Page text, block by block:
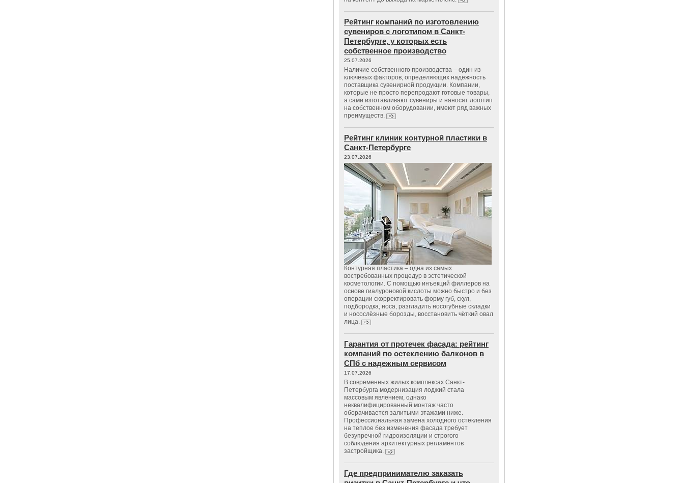
Рейтинг компаний по изготовлению
сувениров с логотипом в Санкт-
Петербурге, у которых есть
собственное производство
25.07.2026
Наличие собственного производства – один из
ключевых факторов, определяющих надёжность
поставщика сувенирной продукции. Компании,
которые не просто перепродают готовые товары,
а сами изготавливают сувениры и наносят логотип
на собственном оборудовании, имеют ряд важных
преимуществ.
Рейтинг клиник контурной пластики в
Санкт-Петербурге
23.07.2026
Контурная пластика – одна из самых
востребованных процедур в эстетической
косметологии. С помощью инъекций филлеров на
основе гиалуроновой кислоты можно быстро и без
операции скорректировать форму губ, скул,
подбородка, носа, разгладить носогубные складки
и носослёзные борозды, восстановить чёткий овал
лица.
Гарантия от протечек фасада: рейтинг
компаний по остеклению балконов в
СПб с надежным сервисом
17.07.2026
В современных жилых комплексах Санкт-
Петербурга модернизация лоджий стала
массовым явлением, однако
неквалифицированный монтаж часто
оборачивается залитыми этажами ниже.
Профессиональная замена холодного остекления
на теплое без изменения фасада требует
безупречной гидроизоляции и строгого
соблюдения архитектурных регламентов
застройщика.
Где предпринимателю заказать